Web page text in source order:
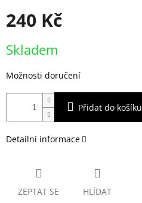
240 Kč
cena:
Skladem
Možnosti doručení
Přidat do košíku
Detailní informace
ZEPTAT SE HLÍDAT